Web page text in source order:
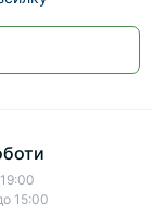
15:00